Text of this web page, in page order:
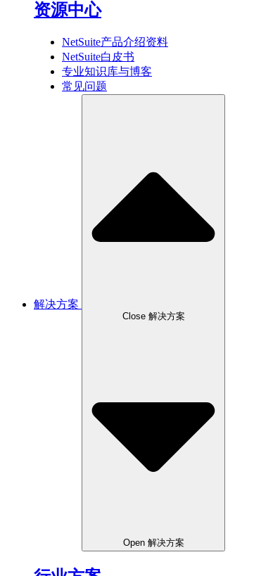
资源中心
NetSuite产品介绍资料
NetSuite白皮书
专业知识库与博客
常见问题
解决方案
Close 解决方案
Open 解决方案